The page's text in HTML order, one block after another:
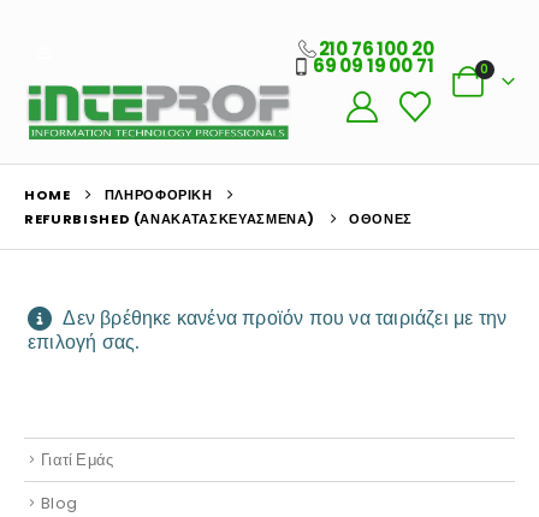
210 76 100 20
69 09 19 00 71 0
HOME
ΠΛΗΡΟΦΟΡΙΚΗ
REFURBISHED (ΑΝΑΚΑΤΑΣΚΕΥΑΣΜΈΝΑ)
ΟΘΌΝΕΣ
Δεν βρέθηκε κανένα προϊόν που να ταιριάζει με την
επιλογή σας.
Στοιχεία λογαριασμού
Λίστα Αγαπημένων
Γιατί Εμάς
Blog